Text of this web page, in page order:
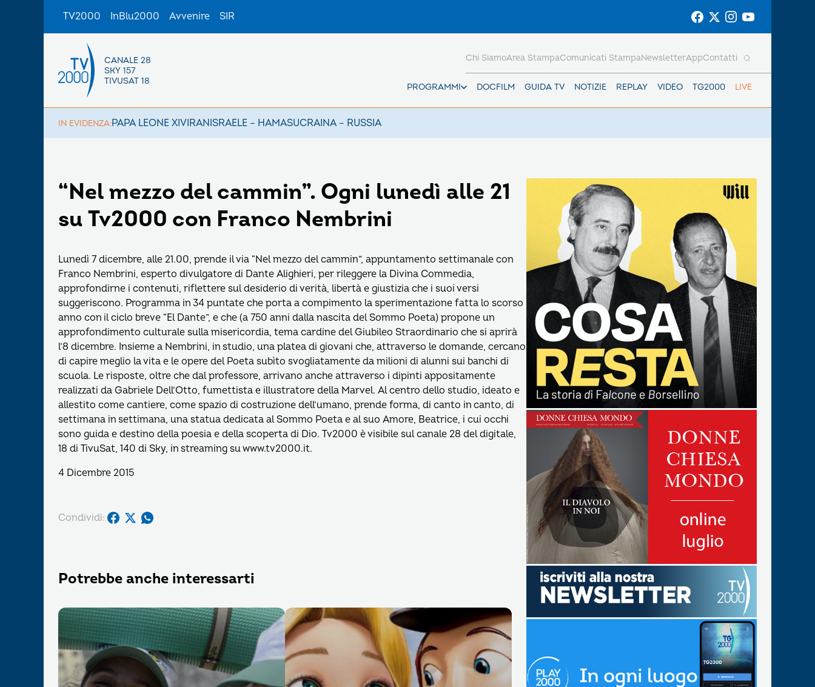
TV2000 InBlu2000 Avvenire SIR
CANALE 28
SKY 157
TIVUSAT 18
PROGRAMMI DOCFILM GUIDA TV NOTIZIE REPLAY VIDEO TG2000 LIVE
Chi SiamoArea StampaComunicati StampaNewsletterAppContatti
IN EVIDENZA:PAPA LEONE XIVIRANISRAELE – HAMASUCRAINA – RUSSIA
“Nel mezzo del cammin”. Ogni lunedì alle 21
su Tv2000 con Franco Nembrini
Lunedì 7 dicembre, alle 21.00, prende il via “Nel mezzo del cammin”, appuntamento settimanale con
Franco Nembrini, esperto divulgatore di Dante Alighieri, per rileggere la Divina Commedia,
approfondirne i contenuti, riflettere sul desiderio di verità, libertà e giustizia che i suoi versi
suggeriscono. Programma in 34 puntate che porta a compimento la sperimentazione fatta lo scorso
anno con il ciclo breve “El Dante”, e che (a 750 anni dalla nascita del Sommo Poeta) propone un
approfondimento culturale sulla misericordia, tema cardine del Giubileo Straordinario che si aprirà
l’8 dicembre. Insieme a Nembrini, in studio, una platea di giovani che, attraverso le domande, cercano
di capire meglio la vita e le opere del Poeta subìto svogliatamente da milioni di alunni sui banchi di
scuola. Le risposte, oltre che dal professore, arrivano anche attraverso i dipinti appositamente
realizzati da Gabriele Dell’Otto, fumettista e illustratore della Marvel. Al centro dello studio, ideato e
allestito come cantiere, come spazio di costruzione dell’umano, prende forma, di canto in canto, di
settimana in settimana, una statua dedicata al Sommo Poeta e al suo Amore, Beatrice, i cui occhi
sono guida e destino della poesia e della scoperta di Dio. Tv2000 è visibile sul canale 28 del digitale,
18 di TivuSat, 140 di Sky, in streaming su www.tv2000.it.
4 Dicembre 2015
Condividi:
Potrebbe anche interessarti